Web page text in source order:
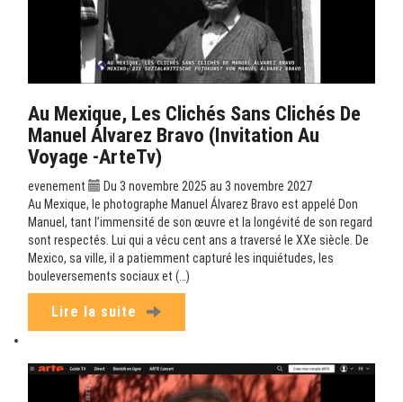
Au Mexique, Les Clichés Sans Clichés De
Manuel Álvarez Bravo (Invitation Au
Voyage -ArteTv)
evenement
Du 3 novembre 2025 au 3 novembre 2027
Au Mexique, le photographe Manuel Álvarez Bravo est appelé Don
Manuel, tant l’immensité de son œuvre et la longévité de son regard
sont respectés. Lui qui a vécu cent ans a traversé le XXe siècle. De
Mexico, sa ville, il a patiemment capturé les inquiétudes, les
bouleversements sociaux et (…)
Lire la suite